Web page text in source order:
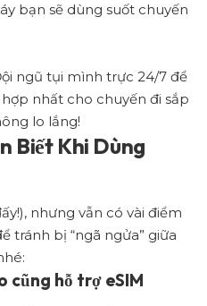
bạn sẽ dùng suốt chuyến
ngũ tụi mình trực 24/7 để
nhất cho chuyến đi sắp
lo lắng!
Biết Khi Dùng
nhưng vẫn có vài điểm
tránh bị “ngã ngửa” giữa
cũng hỗ trợ eSIM